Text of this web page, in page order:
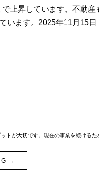
上昇しています。不動産
います。2025年11月15日
→